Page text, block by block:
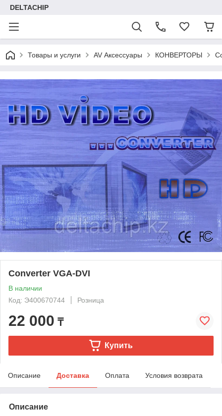
DELTACHIP
Товары и услуги AV Аксессуары КОНВЕРТОРЫ
Converter VGA-DVI
В наличии
Код: Э400670744
Розница
22 000 ₸
Купить
Описание Доставка Оплата Условия возврата
Описание